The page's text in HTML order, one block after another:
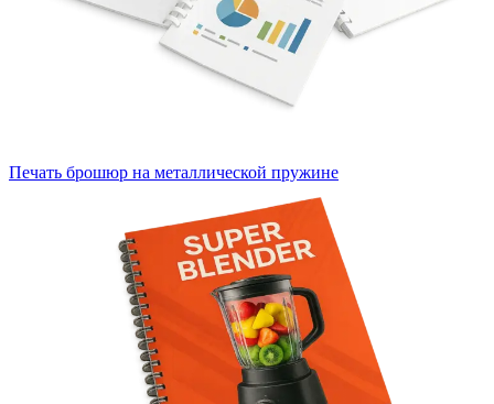
Печать брошюр на металлической пружине